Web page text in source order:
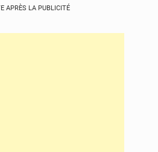
APRÈS LA PUBLICITÉ